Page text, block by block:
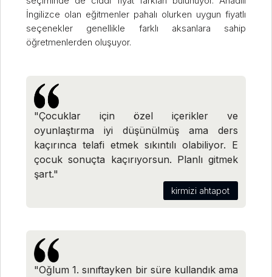
İngilizce olan eğitmenler pahalı olurken uygun fiyatlı
seçenekler genellikle farklı aksanlara sahip
öğretmenlerden oluşuyor.
"Çocuklar için özel içerikler ve
oyunlaştırma iyi düşünülmüş ama ders
kaçırınca telafi etmek sıkıntılı olabiliyor. E
çocuk sonuçta kaçırıyorsun. Planlı gitmek
şart."
kirmizi ahtapot
"Oğlum 1. sınıftayken bir süre kullandık ama